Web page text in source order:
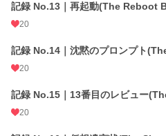
記録 No.13｜再起動(The Reboot
20
記録 No.14｜沈黙のプロンプト
20
記録 No.15｜13番目のレビュー
20